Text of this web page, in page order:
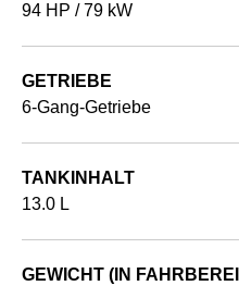
94 HP / 79 kW
GETRIEBE
6-Gang-Getriebe
TANKINHALT
13.0 L
GEWICHT (IN